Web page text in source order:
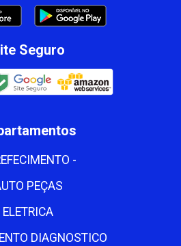
Seguro
-
PEÇAS
ELETRICA
DIAGNOSTICO